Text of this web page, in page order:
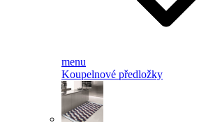
menu
Koupelnové předložky